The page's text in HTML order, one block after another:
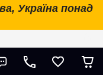
Україна понад